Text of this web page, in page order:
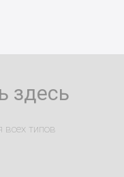
здесь
всех типов